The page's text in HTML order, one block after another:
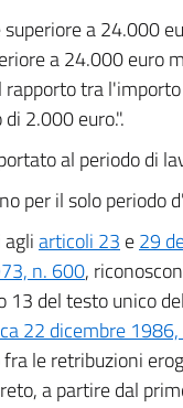
a 24.000
a 24.000 euro
tra
2.000 euro.".
al periodo di
per il solo periodo
articoli 23 e29
n. 600,
del testo unico
22 dicembre
le retribuzioni
a partire dal